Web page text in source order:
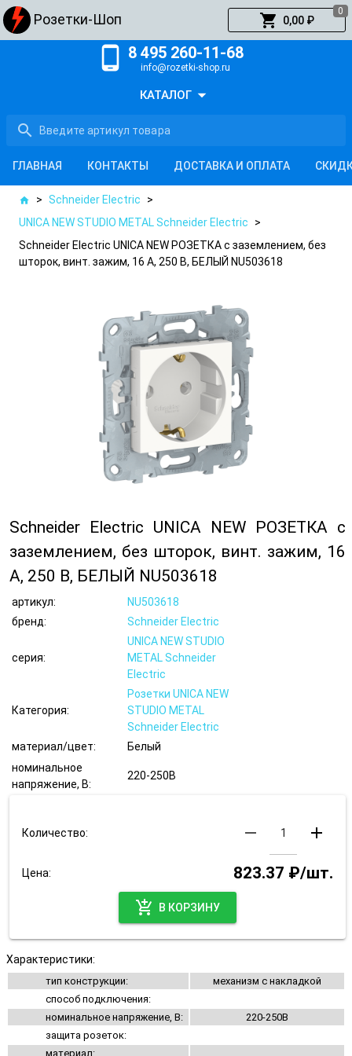
Розетки-Шоп shopping_cart 0,00 ₽
0
КАТАЛОГ arrow_drop_down
search
phone_android 8 495 260-11-68
info@rozetki-shop.ru
ГЛАВНАЯ КОНТАКТЫ ДОСТАВКА И ОПЛАТА
home > Schneider Electric
>
UNICA NEW STUDIO METAL Schneider Electric
>
Schneider Electric UNICA NEW РОЗЕТКА с заземлением, без
шторок, винт. зажим, 16 А, 250 В, БЕЛЫЙ NU503618
Schneider Electric UNICA NEW РОЗЕТКА с
заземлением, без шторок, винт. зажим, 16
А, 250 В, БЕЛЫЙ NU503618
артикул:
NU503618
бренд:
Schneider Electric
серия:
UNICA NEW STUDIO
METAL Schneider
Electric
Категория:
Розетки UNICA NEW
STUDIO METAL
Schneider Electric
материал/цвет:
Белый
номинальное
напряжение, В:
220-250В
Количество: remove add
Цена:
823.37 ₽/шт.
add_shopping_cart
В КОРЗИНУ
Характеристики:
тип конструкции:
механизм с накладкой
способ подключения:
номинальное напряжение, В:
220-250В
защита розеток:
материал: